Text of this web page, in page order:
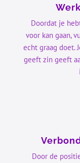
Doordat je
voor kan gaan,
echt graag doet.
geeft zin geeft
Door de